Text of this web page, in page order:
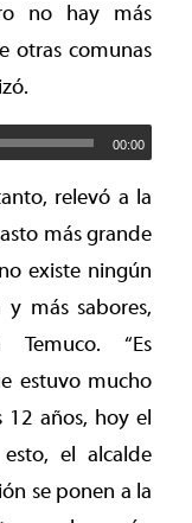
no hay más
otras comunas
00:00
relevó a la
más grande
existe ningún
más sabores,
Temuco. “Es
estuvo mucho
12 años, hoy el
el alcalde
se ponen a la